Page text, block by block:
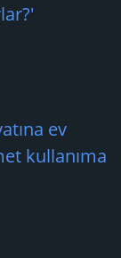
ev
kullanıma